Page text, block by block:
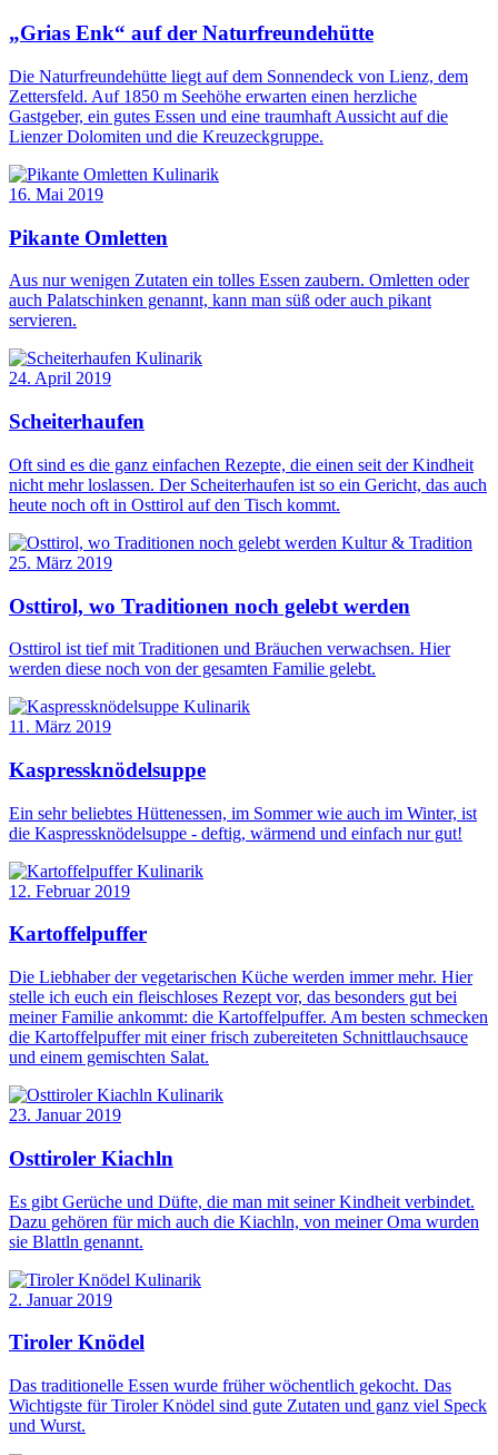
„Grias Enk“ auf der Naturfreundehütte
Die Naturfreundehütte liegt auf dem Sonnendeck von Lienz, dem
Zettersfeld. Auf 1850 m Seehöhe erwarten einen herzliche
Gastgeber, ein gutes Essen und eine traumhaft Aussicht auf die
Lienzer Dolomiten und die Kreuzeckgruppe.
Kulinarik
16. Mai 2019
Pikante Omletten
Aus nur wenigen Zutaten ein tolles Essen zaubern. Omletten oder
auch Palatschinken genannt, kann man süß oder auch pikant
servieren.
Kulinarik
24. April 2019
Scheiterhaufen
Oft sind es die ganz einfachen Rezepte, die einen seit der Kindheit
nicht mehr loslassen. Der Scheiterhaufen ist so ein Gericht, das auch
heute noch oft in Osttirol auf den Tisch kommt.
Kultur & Tradition
25. März 2019
Osttirol, wo Traditionen noch gelebt werden
Osttirol ist tief mit Traditionen und Bräuchen verwachsen. Hier
werden diese noch von der gesamten Familie gelebt.
Kulinarik
11. März 2019
Kaspressknödelsuppe
Ein sehr beliebtes Hüttenessen, im Sommer wie auch im Winter, ist
die Kaspressknödelsuppe - deftig, wärmend und einfach nur gut!
Kulinarik
12. Februar 2019
Kartoffelpuffer
Die Liebhaber der vegetarischen Küche werden immer mehr. Hier
stelle ich euch ein fleischloses Rezept vor, das besonders gut bei
meiner Familie ankommt: die Kartoffelpuffer. Am besten schmecken
die Kartoffelpuffer mit einer frisch zubereiteten Schnittlauchsauce
und einem gemischten Salat.
Kulinarik
23. Januar 2019
Osttiroler Kiachln
Es gibt Gerüche und Düfte, die man mit seiner Kindheit verbindet.
Dazu gehören für mich auch die Kiachln, von meiner Oma wurden
sie Blattln genannt.
Kulinarik
2. Januar 2019
Tiroler Knödel
Das traditionelle Essen wurde früher wöchentlich gekocht. Das
Wichtigste für Tiroler Knödel sind gute Zutaten und ganz viel Speck
und Wurst.